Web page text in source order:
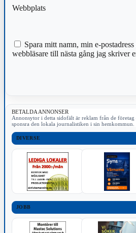
Webbplats
Spara mitt namn, min e-
webbläsare till nästa gång jag skriver
BETALDA ANNONSER
Annonsytor i detta sidofält är reklam från de
sponsra den lokala journalistiken i sin hemkommun.
DIVERSE
JOBB